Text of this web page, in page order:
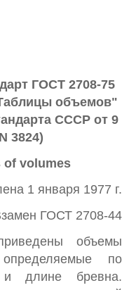
ГОСТ 2708-75
объемов"
СССР от 9
3824)
of volumes
1 января 1977 г.
ГОСТ 2708-44
объемы
по
и длине бревна.